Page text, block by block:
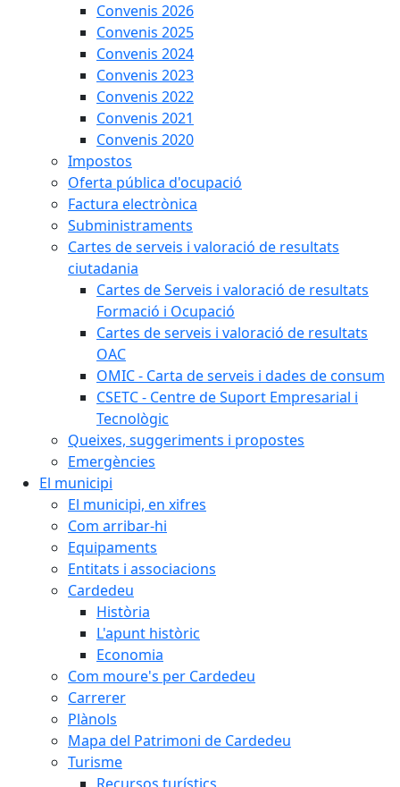
Convenis 2026
Convenis 2025
Convenis 2024
Convenis 2023
Convenis 2022
Convenis 2021
Convenis 2020
Impostos
Oferta pública d'ocupació
Factura electrònica
Subministraments
Cartes de serveis i valoració de resultats
ciutadania
Cartes de Serveis i valoració de resultats
Formació i Ocupació
Cartes de serveis i valoració de resultats
OAC
OMIC - Carta de serveis i dades de consum
CSETC - Centre de Suport Empresarial i
Tecnològic
Queixes, suggeriments i propostes
Emergències
El municipi
El municipi, en xifres
Com arribar-hi
Equipaments
Entitats i associacions
Cardedeu
Història
L'apunt històric
Economia
Com moure's per Cardedeu
Carrerer
Plànols
Mapa del Patrimoni de Cardedeu
Turisme